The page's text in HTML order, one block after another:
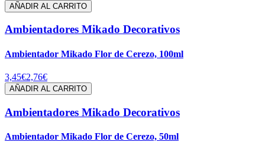
AÑADIR AL CARRITO
Ambientadores Mikado Decorativos
Ambientador Mikado Flor de Cerezo, 100ml
3,45€2,76€
AÑADIR AL CARRITO
Ambientadores Mikado Decorativos
Ambientador Mikado Flor de Cerezo, 50ml